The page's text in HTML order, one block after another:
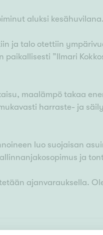
aluksi
ja talo otettiin
”Ilmari
maalämpö takaa
harraste- ja
luo suojaisan
ja
ajanvarauksella.